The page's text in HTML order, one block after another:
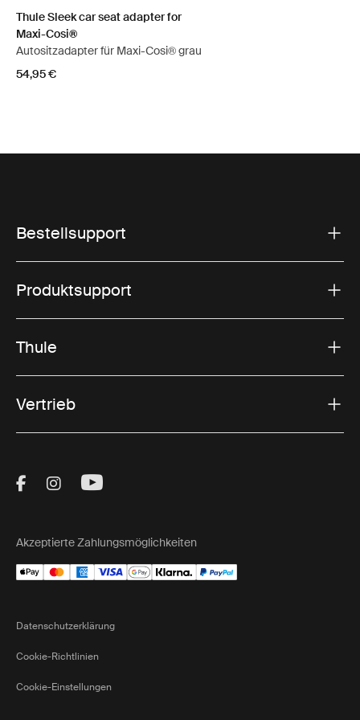
Thule Sleek car seat adapter for
Maxi-Cosi®
Autositzadapter für Maxi-Cosi® grau
54,95 €
Bestellsupport
Produktsupport
Thule
Vertrieb
Visit Thule on Facebook (external link)
Visit Thule on Instagram (external link)
Visit Thule on Youtube (external
Akzeptierte Zahlungsmöglichkeiten
Datenschutzerklärung
Cookie-Richtlinien
Cookie-Einstellungen